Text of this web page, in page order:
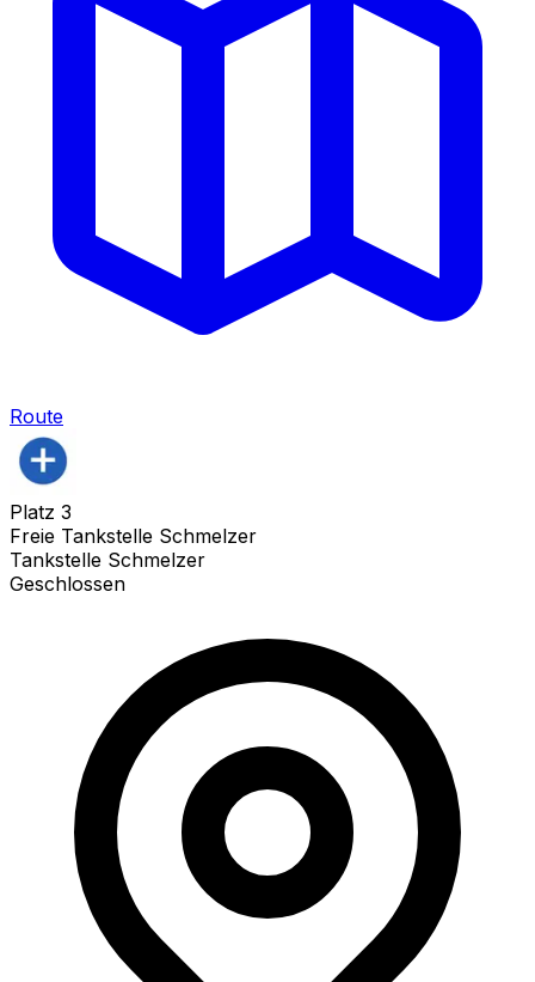
Route
Platz 3
Freie Tankstelle Schmelzer
Tankstelle Schmelzer
Geschlossen